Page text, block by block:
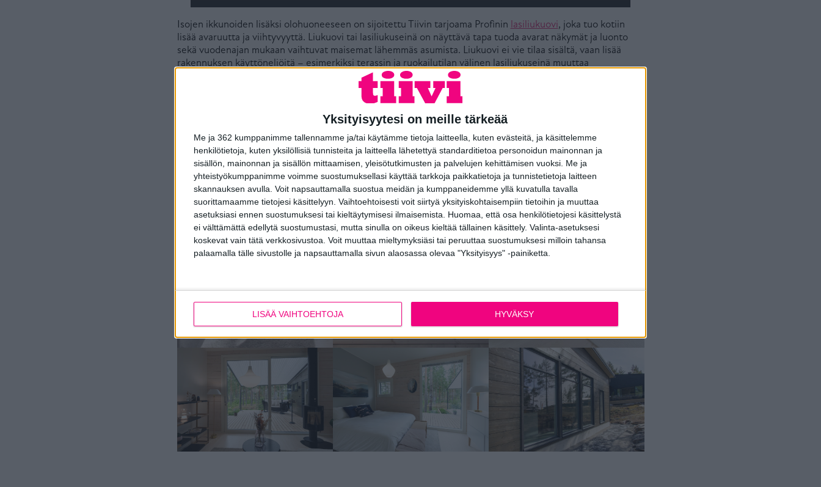
Yksityisyytesi on meille tärkeää
Me ja 362 kumppanimme tallennamme ja/tai käytämme tietoja laitteella, kuten evästeitä, ja käsittelemme
henkilötietoja, kuten yksilöllisiä tunnisteita ja laitteella lähetettyä standarditietoa personoidun mainonnan ja
sisällön, mainonnan ja sisällön mittaamisen, yleisötutkimusten ja palvelujen kehittämisen vuoksi. Me ja
yhteistyökumppanimme voimme suostumuksellasi käyttää tarkkoja paikkatietoja ja tunnistetietoja laitteen
skannauksen avulla. Voit napsauttamalla suostua meidän ja kumppaneidemme yllä kuvatulla tavalla
suorittamaamme tietojesi käsittelyyn. Vaihtoehtoisesti voit siirtyä yksityiskohtaisempiin tietoihin ja muuttaa
asetuksiasi ennen suostumuksesi tai kieltäytymisesi ilmaisemista. Huomaa, että osa henkilötietojesi käsittelystä
ei välttämättä edellytä suostumustasi, mutta sinulla on oikeus kieltää tällainen käsittely. Valinta-asetuksesi
koskevat vain tätä verkkosivustoa. Voit muuttaa mieltymyksiäsi tai peruuttaa suostumuksesi milloin tahansa
palaamalla tälle sivustolle ja napsauttamalla sivun alaosassa olevaa "Yksityisyys" -painiketta.
LISÄÄ VAIHTOEHTOJA HYVÄKSY
Isojen ikkunoiden lisäksi olohuoneeseen on sijoitettu Tiivin tarjoama Profinin lasiliukuovi, joka tuo kotiin
lisää avaruutta ja viihtyvyyttä. Liukuovi tai lasiliukuseinä on näyttävä tapa tuoda avarat näkymät ja luonto
sekä vuodenajan mukaan vaihtuvat maisemat lähemmäs asumista. Liukuovi ei vie tilaa sisältä, vaan lisää
rakennuksen käyttöneliöitä – esimerkiksi terassin ja ruokailutilan välinen lasiliukuseinä muuttaa
kokonaisuuden viihtyisäksi ulkoilmaravintolaksi.